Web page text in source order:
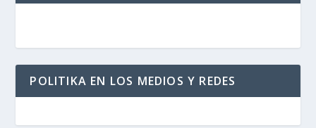
POLITIKA EN LOS MEDIOS Y REDES